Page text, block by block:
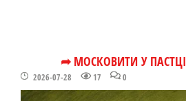
➦ МОСКОВИТИ У ПАСТЦІ
2026-07-28 17 0